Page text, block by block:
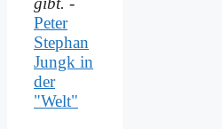
Peter
Stephan
Jungk in
der
"Welt"